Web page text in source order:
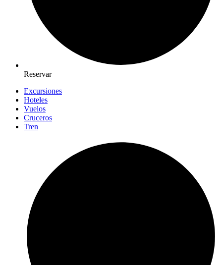
Reservar
Excursiones
Hoteles
Vuelos
Cruceros
Tren